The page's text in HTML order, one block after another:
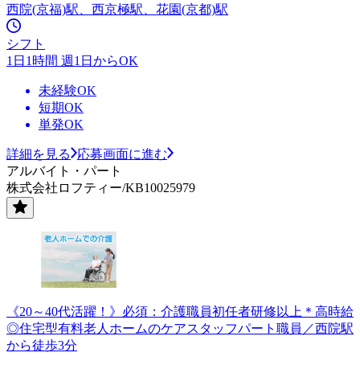
西院(京福)駅、西京極駅、花園(京都)駅
シフト
1日1時間 週1日からOK
未経験OK
短期OK
単発OK
詳細を見る
応募画面に進む
アルバイト・パート
株式会社ロフティー/KB10025979
《20～40代活躍！》必須：介護職員初任者研修以上＊高時給
◎住宅型有料老人ホームのケアスタッフパート職員／西院駅
から徒歩3分